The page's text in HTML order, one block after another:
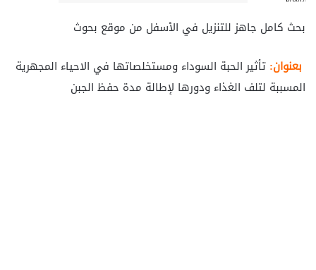
بحث كامل جاهز للتنزيل في الأسفل من موقع بحوث
بعنوان: تأثير الحبة السوداء ومستخلصاتها في الاحياء المجهرية
المسببة لتلف الغذاء ودورها لإطالة مدة حفظ الجبن